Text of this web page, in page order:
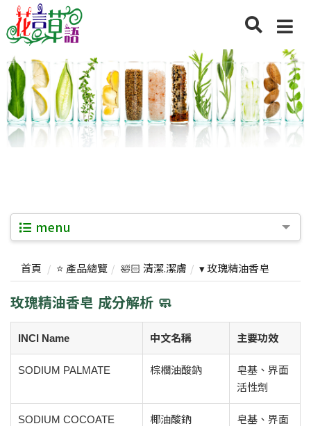
menu
首頁 ⭐ 產品總覽 🛀🏻 清潔.潔膚 ▾ 玫瑰精油香皂
玫瑰精油香皂 成分解析 🧼
INCI Name 中文名稱 主要功效
SODIUM PALMATE 棕櫚油酸鈉
皂基、界面
活性劑
SODIUM COCOATE 椰油酸鈉
皂基、界面